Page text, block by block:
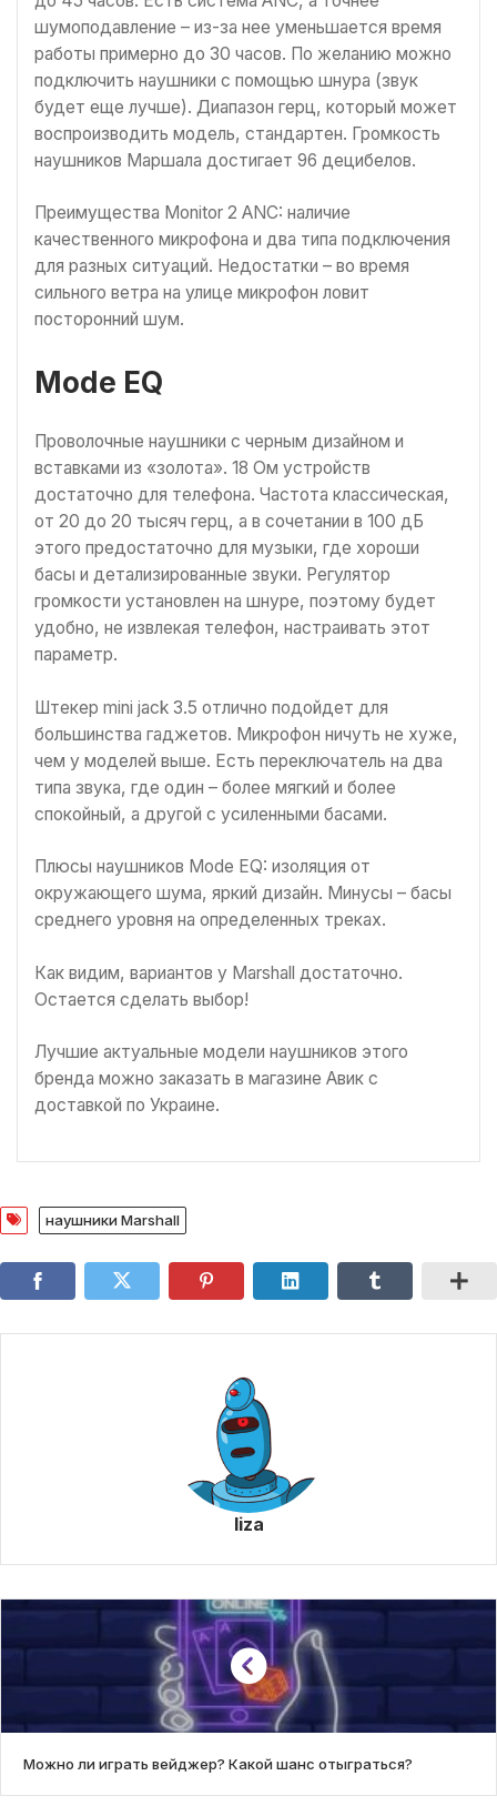
шумоподавление – из-за нее уменьшается время
работы примерно до 30 часов. По желанию можно
подключить наушники с помощью шнура (звук
будет еще лучше). Диапазон герц, который может
воспроизводить модель, стандартен. Громкость
наушников Маршала достигает 96 децибелов.
Преимущества Monitor 2 ANC: наличие
качественного микрофона и два типа подключения
для разных ситуаций. Недостатки – во время
сильного ветра на улице микрофон ловит
посторонний шум.
Mode EQ
Проволочные наушники с черным дизайном и
вставками из «золота». 18 Ом устройств
достаточно для телефона. Частота классическая,
от 20 до 20 тысяч герц, а в сочетании в 100 дБ
этого предостаточно для музыки, где хороши
басы и детализированные звуки. Регулятор
громкости установлен на шнуре, поэтому будет
удобно, не извлекая телефон, настраивать этот
параметр.
Штекер mini jack 3.5 отлично подойдет для
большинства гаджетов. Микрофон ничуть не хуже,
чем у моделей выше. Есть переключатель на два
типа звука, где один – более мягкий и более
спокойный, а другой с усиленными басами.
Плюсы наушников Mode EQ: изоляция от
окружающего шума, яркий дизайн. Минусы – басы
среднего уровня на определенных треках.
Как видим, вариантов у Marshall достаточно.
Остается сделать выбор!
Лучшие актуальные модели наушников этого
бренда можно заказать в магазине Авик с
доставкой по Украине.
наушники Marshall
liza
Можно ли играть вейджер? Какой шанс отыграться?